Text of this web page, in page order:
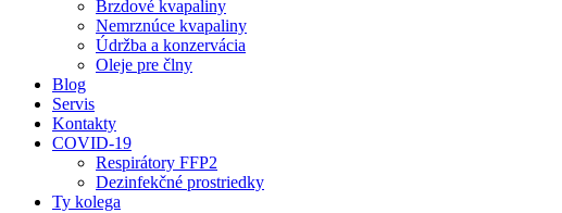
Brzdové kvapaliny
Nemrznúce kvapaliny
Údržba a konzervácia
Oleje pre člny
Blog
Servis
Kontakty
COVID-19
Respirátory FFP2
Dezinfekčné prostriedky
Ty kolega